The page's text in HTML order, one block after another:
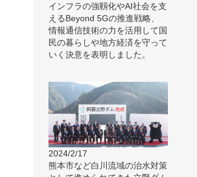
インフラの強靱化やAI社会を支
えるBeyond 5Gの推進戦略、
情報通信技術の力を活用して国
民の暮らしや地方経済を守って
いく決意を表明しました。
2024/2/17
熊本市など白川流域の治水対策